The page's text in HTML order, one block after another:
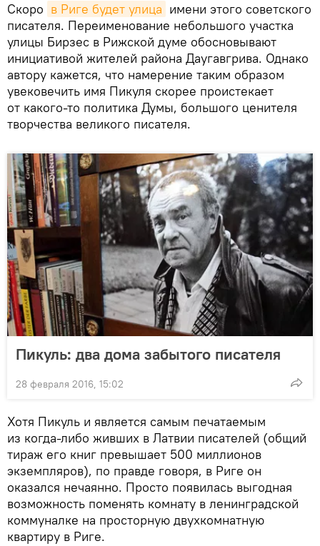
Скоро в Риге будет улица имени этого советского
писателя. Переименование небольшого участка
улицы Бирзес в Рижской думе обосновывают
инициативой жителей района Даугавгрива. Однако
автору кажется, что намерение таким образом
увековечить имя Пикуля скорее проистекает
от какого-то политика Думы, большого ценителя
творчества великого писателя.
Пикуль: два дома забытого писателя
28 февраля 2016, 15:02
Хотя Пикуль и является самым печатаемым
из когда-либо живших в Латвии писателей (общий
тираж его книг превышает 500 миллионов
экземпляров), по правде говоря, в Риге он
оказался нечаянно. Просто появилась выгодная
возможность поменять комнату в ленинградской
коммуналке на просторную двухкомнатную
квартиру в Риге.